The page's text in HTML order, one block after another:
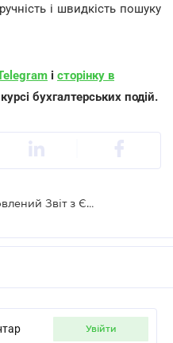
і швидкість пошуку
і сторінку в
бухгалтерських подій.
Із 1 лютого застосовується оновлений Звіт з ЄСВ
увійти